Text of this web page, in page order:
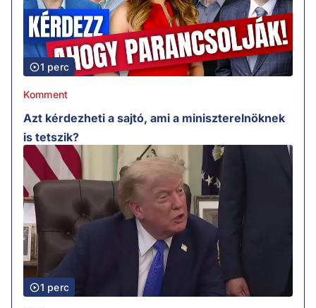
1 perc
Komment
Azt kérdezheti a sajtó, ami a miniszterelnöknek
is tetszik?
1 perc